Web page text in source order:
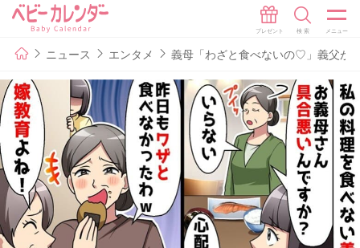
ニュース エンタメ 義母「わざと食べないの♡」義父が